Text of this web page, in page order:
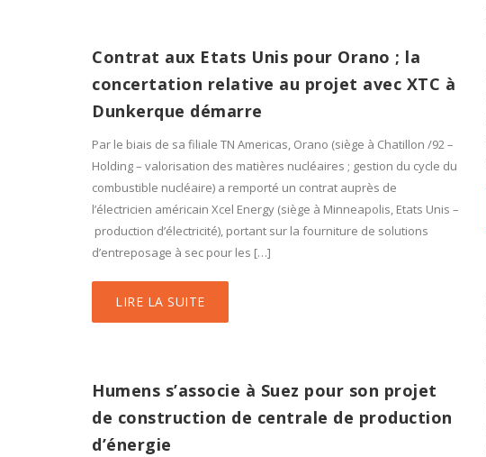
Contrat aux Etats Unis pour Orano ; la
concertation relative au projet avec XTC à
Dunkerque démarre
Par le biais de sa filiale TN Americas, Orano (siège à Chatillon /92 –
Holding – valorisation des matières nucléaires ; gestion du cycle du
combustible nucléaire) a remporté un contrat auprès de
l’électricien américain Xcel Energy (siège à Minneapolis, Etats Unis –
production d’électricité), portant sur la fourniture de solutions
d’entreposage à sec pour les […]
LIRE LA SUITE
Humens s’associe à Suez pour son projet
de construction de centrale de production
d’énergie